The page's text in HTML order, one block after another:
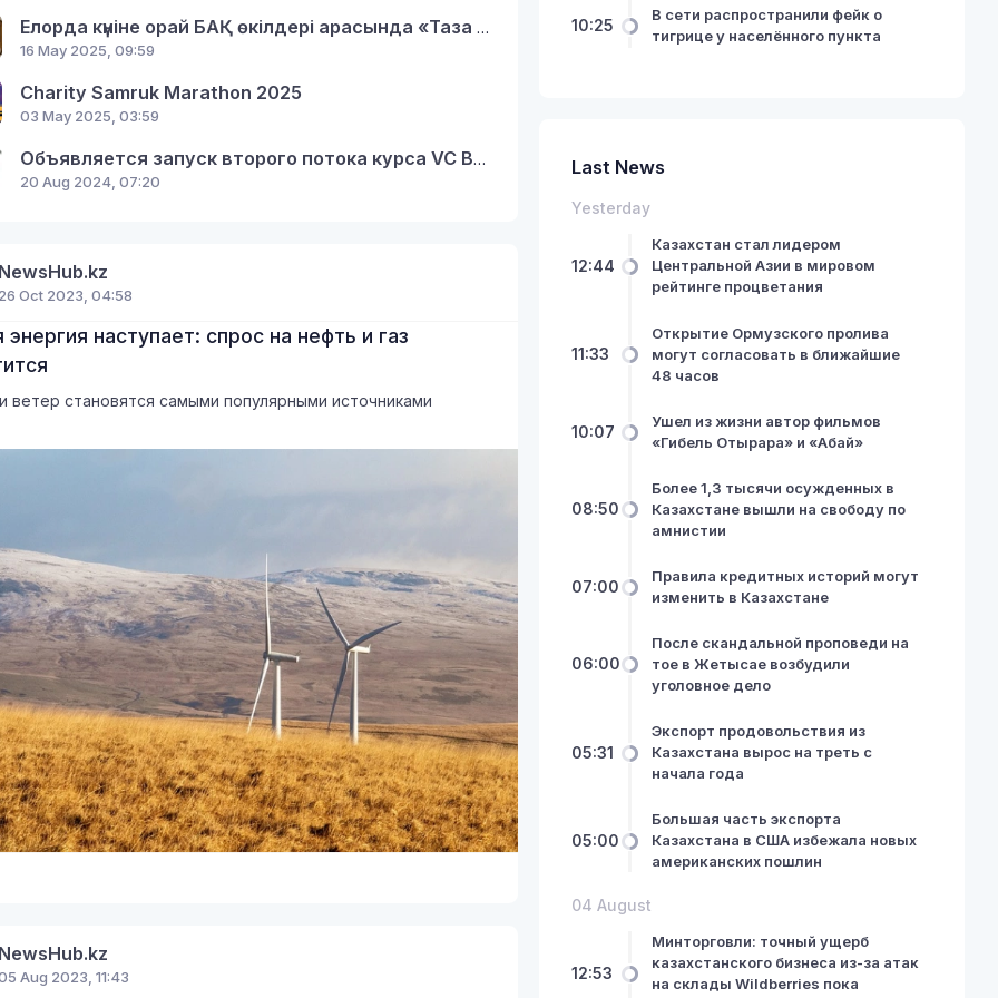
Елорда күніне орай БАҚ өкілдері арасында «Таза Қазақстан-Таза Астана» байқау жарияланды
16 May 2025, 09:59
Charity Samruk Marathon 2025
03 May 2025, 03:59
Объявляется запуск второго потока курса VC Bootcamp по венчурным инвестициям от экспертов Кремниевой Долины
20 Aug 2024, 07:20
Oct 2023, 04:58
энергия наступает: спрос на нефть и газ
ветер становятся самыми популярными источниками
Aug 2023, 11:43
10:25
В сети распространили фейк о
тигрице у населённого пункта
Last News
Yesterday
12:44
Казахстан стал лидером
Центральной Азии в мировом
рейтинге процветания
11:33
Открытие Ормузского пролива
могут согласовать в ближайшие
48 часов
10:07
Ушел из жизни автор фильмов
«Гибель Отырара» и «Абай»
08:50
Более 1,3 тысячи осужденных в
Казахстане вышли на свободу по
амнистии
07:00
Правила кредитных историй могут
изменить в Казахстане
06:00
После скандальной проповеди на
тое в Жетысае возбудили
уголовное дело
05:31
Экспорт продовольствия из
Казахстана вырос на треть с
начала года
05:00
Большая часть экспорта
Казахстана в США избежала новых
американских пошлин
04 August
12:53
Минторговли: точный ущерб
казахстанского бизнеса из-за атак
на склады Wildberries пока